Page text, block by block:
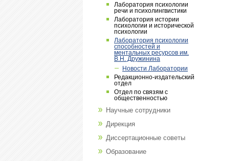
Лаборатория психологии
речи и психолингвистики
Лаборатория истории
психологии и исторической
психологии
Лаборатория психологии
способностей и
ментальных ресурсов им.
В.Н. Дружинина
Новости Лаборатории
Редакционно-издательский
отдел
Отдел по связям с
общественностью
Научные сотрудники
Дирекция
Диссертационные советы
Образование